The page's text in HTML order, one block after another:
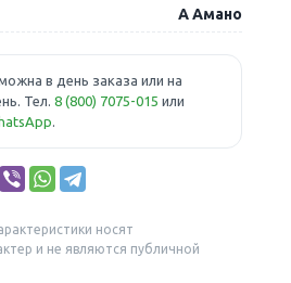
A Амано
в день заказа или на
Тел. 8 (800) 7075-015 или
.
носят
и не являются публичной